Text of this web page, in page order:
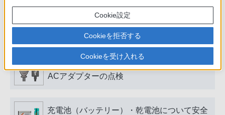
愛情点検のおすすめ
電源プラグ・コード、USB端子・ケーブル、
ACアダプターの点検
充電池（バッテリー）・乾電池について安全
Cookie設定
Cookieを拒否する
Cookieを受け入れる